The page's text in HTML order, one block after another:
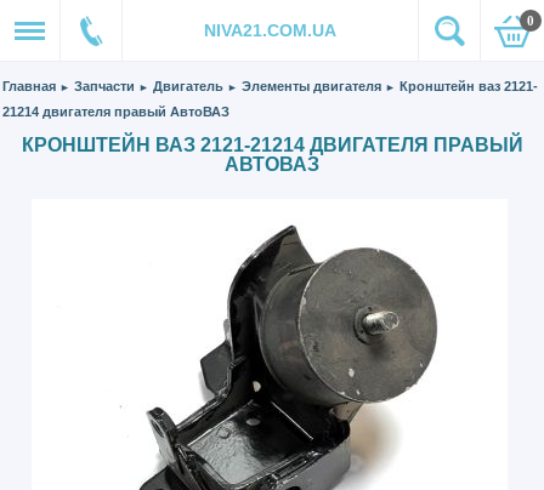
NIVA21.COM.UA 0
Главная ► Запчасти ► Двигатель ► Элементы двигателя ► Кронштейн ваз 2121-
21214 двигателя правый АвтоВАЗ
КРОНШТЕЙН ВАЗ 2121-21214 ДВИГАТЕЛЯ ПРАВЫЙ
АВТОВАЗ